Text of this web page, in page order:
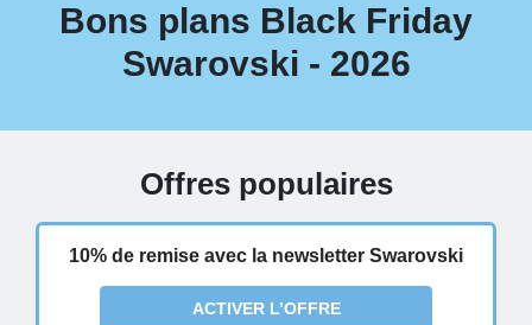
Bons plans Black Friday
Swarovski - 2026
Offres populaires
10% de remise avec la newsletter Swarovski
ACTIVER L’OFFRE